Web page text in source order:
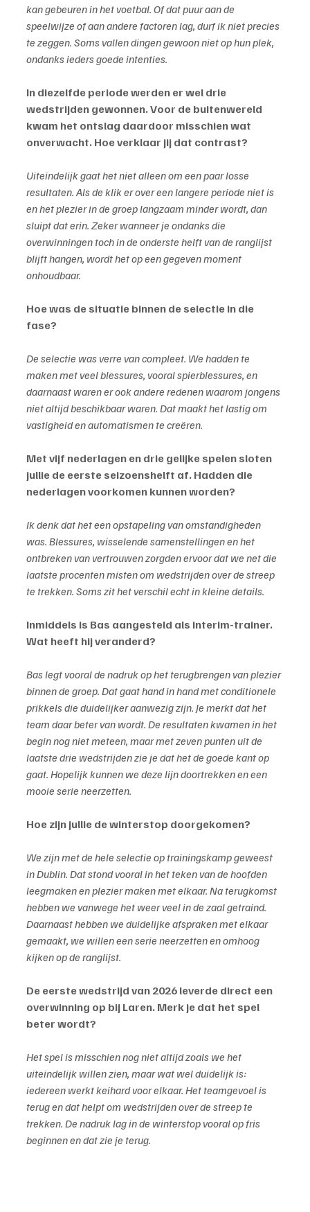
kan gebeuren in het voetbal. Of dat puur aan de
speelwijze of aan andere factoren lag, durf ik niet precies
te zeggen. Soms vallen dingen gewoon niet op hun plek,
ondanks ieders goede intenties.
In diezelfde periode werden er wel drie
wedstrijden gewonnen. Voor de buitenwereld
kwam het ontslag daardoor misschien wat
onverwacht. Hoe verklaar jij dat contrast?
Uiteindelijk gaat het niet alleen om een paar losse
resultaten. Als de klik er over een langere periode niet is
en het plezier in de groep langzaam minder wordt, dan
sluipt dat erin. Zeker wanneer je ondanks die
overwinningen toch in de onderste helft van de ranglijst
blijft hangen, wordt het op een gegeven moment
onhoudbaar.
Hoe was de situatie binnen de selectie in die
fase?
De selectie was verre van compleet. We hadden te
maken met veel blessures, vooral spierblessures, en
daarnaast waren er ook andere redenen waarom jongens
niet altijd beschikbaar waren. Dat maakt het lastig om
vastigheid en automatismen te creëren.
Met vijf nederlagen en drie gelijke spelen sloten
jullie de eerste seizoenshelft af. Hadden die
nederlagen voorkomen kunnen worden?
Ik denk dat het een opstapeling van omstandigheden
was. Blessures, wisselende samenstellingen en het
ontbreken van vertrouwen zorgden ervoor dat we net die
laatste procenten misten om wedstrijden over de streep
te trekken. Soms zit het verschil echt in kleine details.
Inmiddels is Bas aangesteld als interim-trainer.
Wat heeft hij veranderd?
Bas legt vooral de nadruk op het terugbrengen van plezier
binnen de groep. Dat gaat hand in hand met conditionele
prikkels die duidelijker aanwezig zijn. Je merkt dat het
team daar beter van wordt. De resultaten kwamen in het
begin nog niet meteen, maar met zeven punten uit de
laatste drie wedstrijden zie je dat het de goede kant op
gaat. Hopelijk kunnen we deze lijn doortrekken en een
mooie serie neerzetten.
Hoe zijn jullie de winterstop doorgekomen?
We zijn met de hele selectie op trainingskamp geweest
in Dublin. Dat stond vooral in het teken van de hoofden
leegmaken en plezier maken met elkaar. Na terugkomst
hebben we vanwege het weer veel in de zaal getraind.
Daarnaast hebben we duidelijke afspraken met elkaar
gemaakt, we willen een serie neerzetten en omhoog
kijken op de ranglijst.
De eerste wedstrijd van 2026 leverde direct een
overwinning op bij Laren. Merk je dat het spel
beter wordt?
Het spel is misschien nog niet altijd zoals we het
uiteindelijk willen zien, maar wat wel duidelijk is:
iedereen werkt keihard voor elkaar. Het teamgevoel is
terug en dat helpt om wedstrijden over de streep te
trekken. De nadruk lag in de winterstop vooral op fris
beginnen en dat zie je terug.